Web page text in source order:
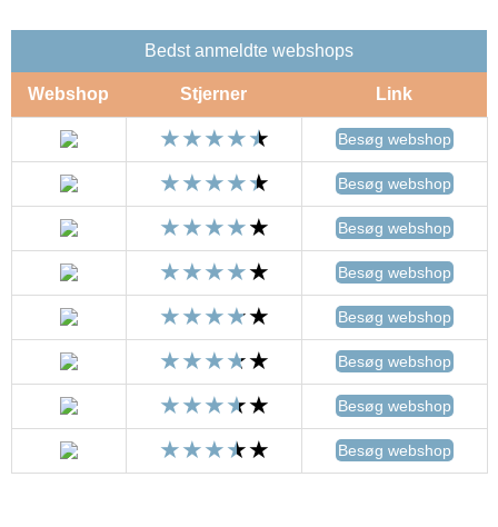
Bedst anmeldte webshops
Webshop Stjerner Link
Besøg webshop
Besøg webshop
Besøg webshop
Besøg webshop
Besøg webshop
Besøg webshop
Besøg webshop
Besøg webshop